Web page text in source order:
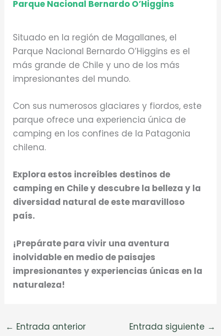
Parque Nacional Bernardo O’Higgins
Situado en la región de Magallanes, el
Parque Nacional Bernardo O’Higgins es el
más grande de Chile y uno de los más
impresionantes del mundo.
Con sus numerosos glaciares y fiordos, este
parque ofrece una experiencia única de
camping en los confines de la Patagonia
chilena.
Explora estos increíbles destinos de
camping en Chile y descubre la belleza y la
diversidad natural de este maravilloso
país.
¡Prepárate para vivir una aventura
inolvidable en medio de paisajes
impresionantes y experiencias únicas en la
naturaleza!
← Entrada anterior Entrada siguiente →